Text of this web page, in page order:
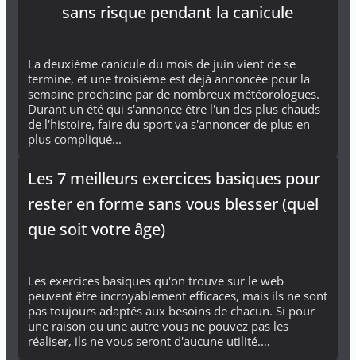
sans risque pendant la canicule
La deuxième canicule du mois de juin vient de se
termine, et une troisième est déjà annoncée pour la
semaine prochaine par de nombreux météorologues.
Durant un été qui s'annonce être l'un des plus chauds
de l'histoire, faire du sport va s'annoncer de plus en
plus compliqué...
Les 7 meilleurs exercices basiques pour
rester en forme sans vous blesser (quel
que soit votre âge)
Les exercices basiques qu'on trouve sur le web
peuvent être incroyablement efficaces, mais ils ne sont
pas toujours adaptés aux besoins de chacun. Si pour
une raison ou une autre vous ne pouvez pas les
réaliser, ils ne vous seront d'aucune utilité.…